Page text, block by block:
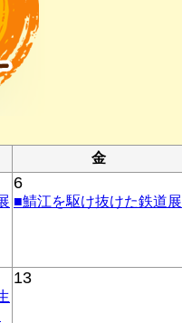
金
6
■鯖江を駆け抜けた鉄道展
13